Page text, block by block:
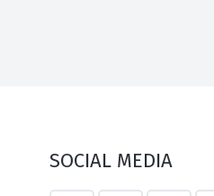
SOCIAL MEDIA